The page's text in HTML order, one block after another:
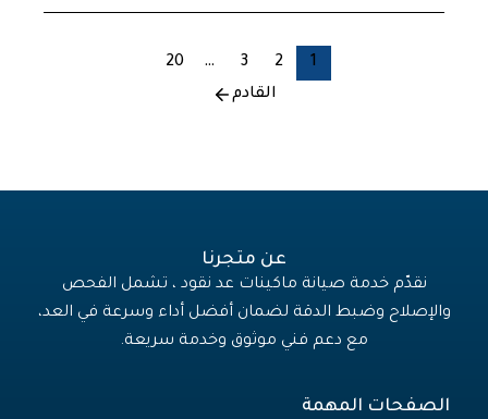
1
2
3
…
20
القادم
عن متجرنا
نقدّم خدمة صيانة ماكينات عد نقود ، تشمل الفحص
والإصلاح وضبط الدقة لضمان أفضل أداء وسرعة في العد،
مع دعم فني موثوق وخدمة سريعة.
الصفحات المهمة